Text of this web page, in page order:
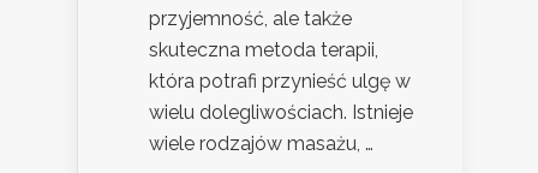
przyjemność, ale także
skuteczna metoda terapii,
która potrafi przynieść ulgę w
wielu dolegliwościach. Istnieje
wiele rodzajów masażu, …